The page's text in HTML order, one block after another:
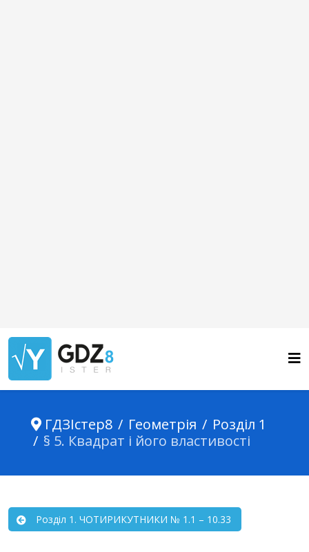
ГДЗІстер8 Геометрія
Розділ 1
§ 5. Квадрат і його властивості
Розділ 1. ЧОТИРИКУТНИКИ № 1.1 – 10.33